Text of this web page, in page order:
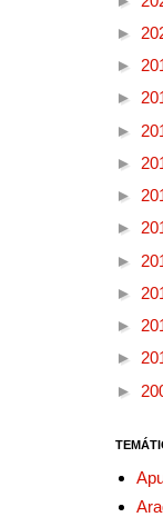
►
►
►
►
►
►
►
►
►
►
►
►